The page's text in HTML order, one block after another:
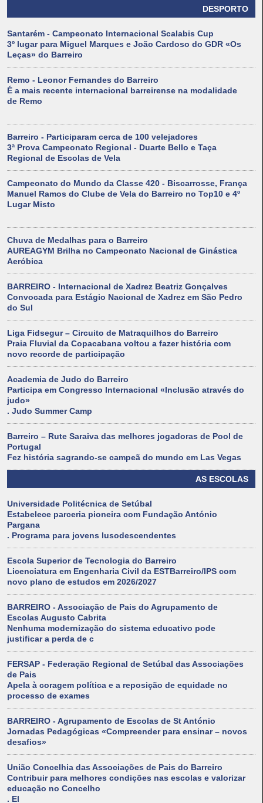
DESPORTO
Santarém - Campeonato Internacional Scalabis Cup
3º lugar para Miguel Marques e João Cardoso do GDR «Os
Leças» do Barreiro
Remo - Leonor Fernandes do Barreiro
É a mais recente internacional barreirense na modalidade
de Remo
Barreiro - Participaram cerca de 100 velejadores
3ª Prova Campeonato Regional - Duarte Bello e Taça
Regional de Escolas de Vela
Campeonato do Mundo da Classe 420 - Biscarrosse, França
Manuel Ramos do Clube de Vela do Barreiro no Top10 e 4º
Lugar Misto
Chuva de Medalhas para o Barreiro
AUREAGYM Brilha no Campeonato Nacional de Ginástica
Aeróbica
BARREIRO - Internacional de Xadrez Beatriz Gonçalves
Convocada para Estágio Nacional de Xadrez em São Pedro
do Sul
Liga Fidsegur – Circuito de Matraquilhos do Barreiro
Praia Fluvial da Copacabana voltou a fazer história com
novo recorde de participação
Academia de Judo do Barreiro
Participa em Congresso Internacional «Inclusão através do
judo»
. Judo Summer Camp
Barreiro – Rute Saraiva das melhores jogadoras de Pool de
Portugal
Fez história sagrando-se campeã do mundo em Las Vegas
AS ESCOLAS
Universidade Politécnica de Setúbal
Estabelece parceria pioneira com Fundação António
Pargana
. Programa para jovens lusodescendentes
Escola Superior de Tecnologia do Barreiro
Licenciatura em Engenharia Civil da ESTBarreiro/IPS com
novo plano de estudos em 2026/2027
BARREIRO - Associação de Pais do Agrupamento de
Escolas Augusto Cabrita
Nenhuma modernização do sistema educativo pode
justificar a perda de c
FERSAP - Federação Regional de Setúbal das Associações
de Pais
Apela à coragem política e a reposição de equidade no
processo de exames
BARREIRO - Agrupamento de Escolas de St António
Jornadas Pedagógicas «Compreender para ensinar – novos
desafios»
União Concelhia das Associações de Pais do Barreiro
Contribuir para melhores condições nas escolas e valorizar
educação no Concelho
. El